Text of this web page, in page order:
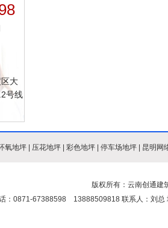
大
号线
氧地坪 压花地坪 彩色地坪 停车场地坪 昆明网
版权所有：云南创通建
：0871-67388598 13888509818 联系人：刘总